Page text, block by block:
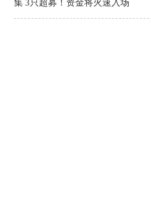
集 3只超募！资金将火速入场